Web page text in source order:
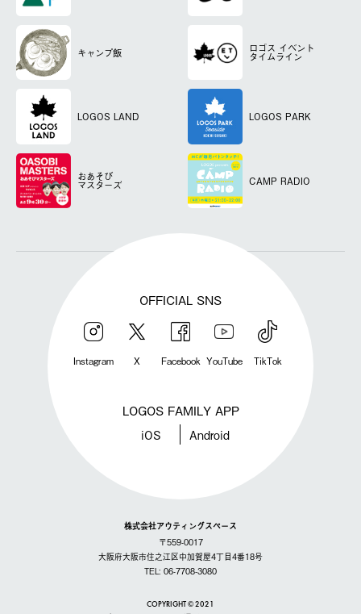
キャンプ飯 ロゴス イベント
タイムライン
LOGOS LAND LOGOS PARK
おあそび
マスターズ CAMP RADIO
OFFICIAL SNS
Instagram X Facebook YouTube TikTok
LOGOS FAMILY APP
iOS Android
株式会社アウティングスペース
〒559-0017
大阪府大阪市住之江区中加賀屋4丁目4番18号
TEL: 06-7708-3080
COPYRIGHT © 2021